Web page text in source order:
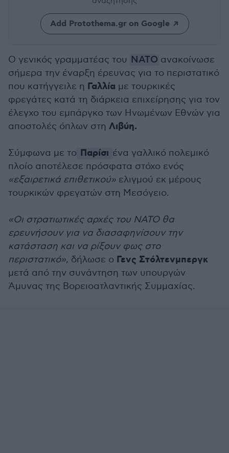
Add Protothema.gr on Google
Ο γενικός γραμματέας του ΝΑΤΟ ανακοίνωσε
σήμερα την έναρξη έρευνας για το περιστατικό
που κατήγγειλε η Γαλλία με τουρκικές
φρεγάτες κατά τη διάρκεια επιχείρησης για τον
έλεγχο του εμπάργκο των Ηνωμένων Εθνών για
αποστολές όπλων στη Λιβύη.
Σύμφωνα με το Παρίσι ένα γαλλικό πολεμικό
πλοίο αποτέλεσε πρόσφατα στόχο ενός
«εξαιρετικά επιθετικού» ελιγμού εκ μέρους
τουρκικών φρεγατών στη Μεσόγειο.
«Οι στρατιωτικές αρχές του ΝΑΤΟ θα
ερευνήσουν για να διασαφηνίσουν την
κατάσταση και να ρίξουν φως στο
περιστατικό», δήλωσε ο Γενς Στόλτενμπεργκ
μετά από την συνάντηση των υπουργών
Άμυνας της Βορειοατλαντικής Συμμαχίας.